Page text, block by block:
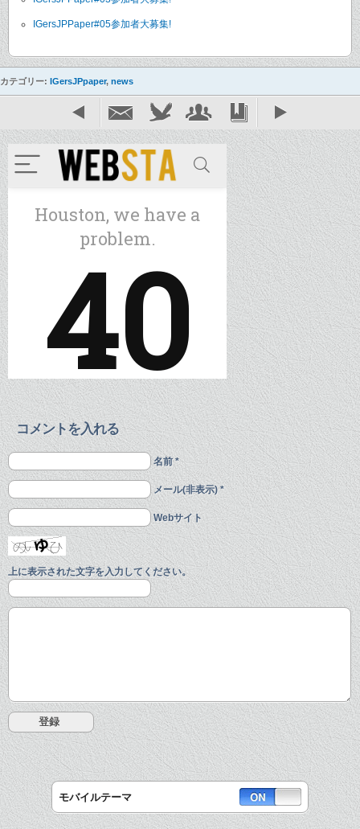
IGersJPPaper#05参加者大募集!
カテゴリー: IGersJPpaper, news
コメントを入れる
名前 *
メール(非表示) *
Webサイト
上に表示された文字を入力してください。
モバイルテーマ